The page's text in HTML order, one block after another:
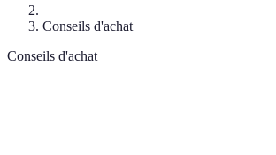
Conseils d'achat
Conseils d'achat